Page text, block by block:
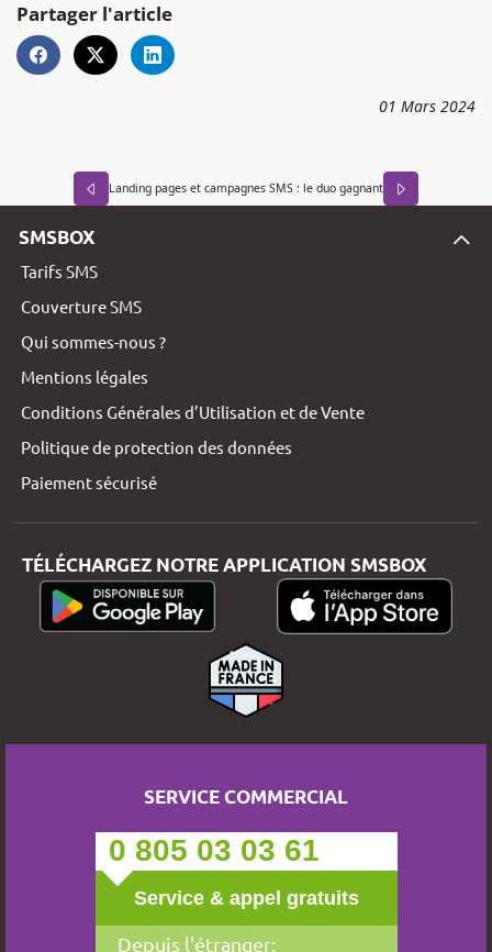
Partager l'article
01 Mars 2024
Landing pages et campagnes SMS : le duo gagnant
SMSBOX
Tarifs SMS
Couverture SMS
Qui sommes-nous ?
Mentions légales
Conditions Générales d’Utilisation et de Vente
Politique de protection des données
Paiement sécurisé
TÉLÉCHARGEZ NOTRE APPLICATION SMSBOX
SERVICE COMMERCIAL
0 805 03 03 61
Service & appel gratuits
Depuis l'étranger: